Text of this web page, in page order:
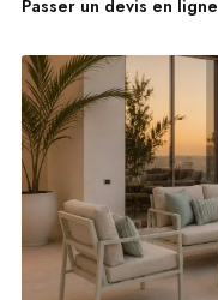
Passer un devis en ligne